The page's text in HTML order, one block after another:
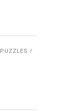
PUZZLES